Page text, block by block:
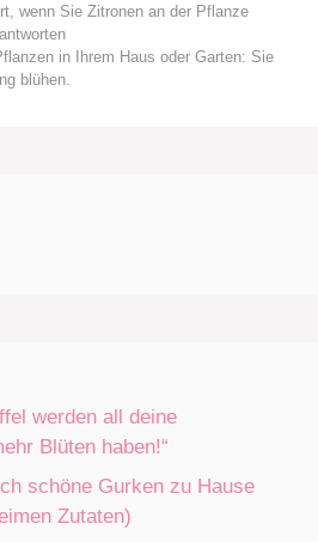
wenn Sie Zitronen an der Pflanze
in Ihrem Haus oder Garten: Sie
blühen.
werden all deine
Blüten haben!“
schöne Gurken zu Hause
Zutaten)